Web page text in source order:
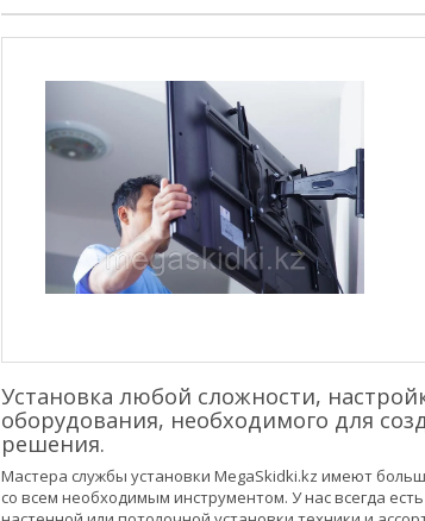
Установка любой сложности,
оборудования, необходимого для
решения.
Мастера службы установки MegaSkidki.kz имеют
со всем необходимым инструментом. У нас всегда